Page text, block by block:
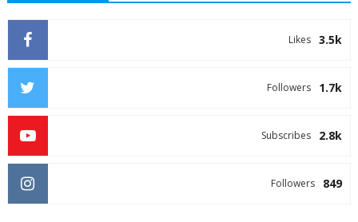
3.5k
Likes
1.7k
Followers
2.8k
Subscribes
849
Followers